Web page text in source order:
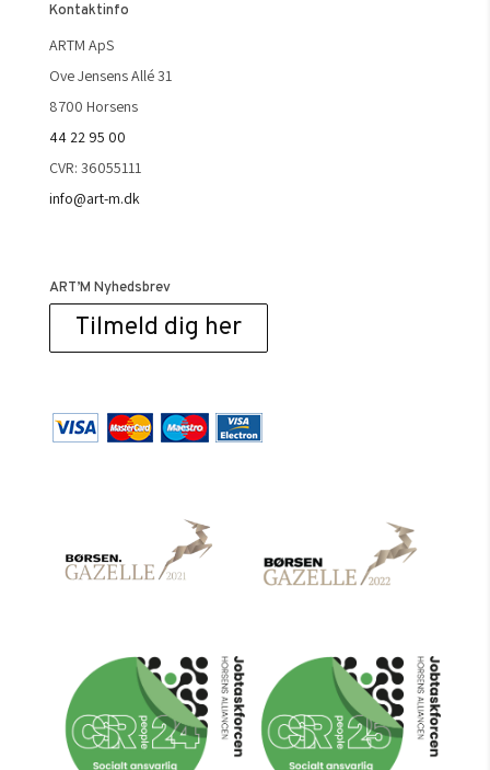
Kontaktinfo
ARTM ApS
Ove Jensens Allé 31
8700 Horsens
44 22 95 00
CVR: 36055111
info@art-m.dk
ART’M Nyhedsbrev
Tilmeld dig her